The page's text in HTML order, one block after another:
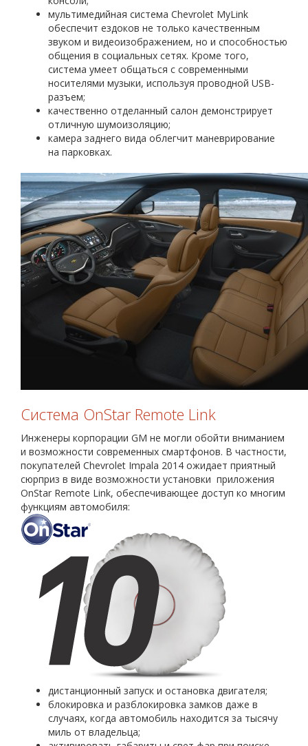
мультимедийная система Chevrolet MyLink
обеспечит ездоков не только качественным
звуком и видеоизображением, но и способностью
общения в социальных сетях. Кроме того,
система умеет общаться с современными
носителями музыки, используя проводной USB-
разъем;
качественно отделанный салон демонстрирует
отличную шумоизоляцию;
камера заднего вида облегчит маневрирование
на парковках.
Система OnStar Remote Link
Инженеры корпорации GM не могли обойти вниманием
и возможности современных смартфонов. В частности,
покупателей Chevrolet Impala 2014 ожидает приятный
сюрприз в виде возможности установки приложения
OnStar Remote Link, обеспечивающее доступ ко многим
функциям автомобиля:
дистанционный запуск и остановка двигателя;
блокировка и разблокировка замков даже в
случаях, когда автомобиль находится за тысячу
миль от владельца;